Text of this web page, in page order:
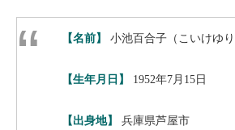
【名前】 小池百合子（こいけゆり
【生年月日】 1952年7月15日
【出身地】 兵庫県芦屋市